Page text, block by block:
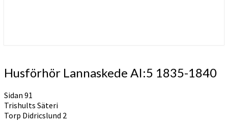
Husförhör
Lannaskede
1835-
1840
Husförhör Lannaskede AI:5 1835-1840
Sidan 91
Trishults Säteri
Torp Didricslund 2